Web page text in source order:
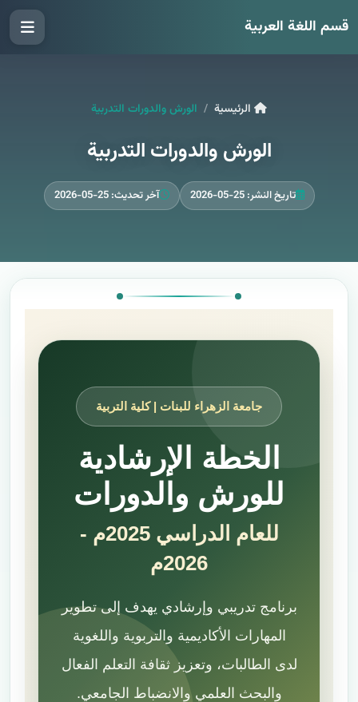
قسم اللغة العربية
الرئيسية الورش والدورات التدربية
الورش والدورات التدربية
تاريخ النشر: 25-05-2026 آخر تحديث: 25-05-2026
جامعة الزهراء للبنات | كلية التربية
الخطة الإرشادية
للورش والدورات
للعام الدراسي 2025م -
2026م
برنامج تدريبي وإرشادي يهدف إلى تطوير
المهارات الأكاديمية والتربوية واللغوية
لدى الطالبات، وتعزيز ثقافة التعلم الفعال
والبحث العلمي والانضباط الجامعي.